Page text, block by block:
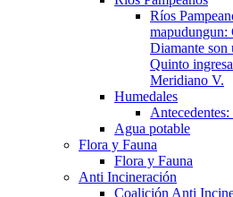
Ríos
mapudungun:
Diamante son
Quinto
Meridiano V.
Humedales
Agua potable
Flora y Fauna
Flora y Fauna
Anti Incineración
Coalición Anti